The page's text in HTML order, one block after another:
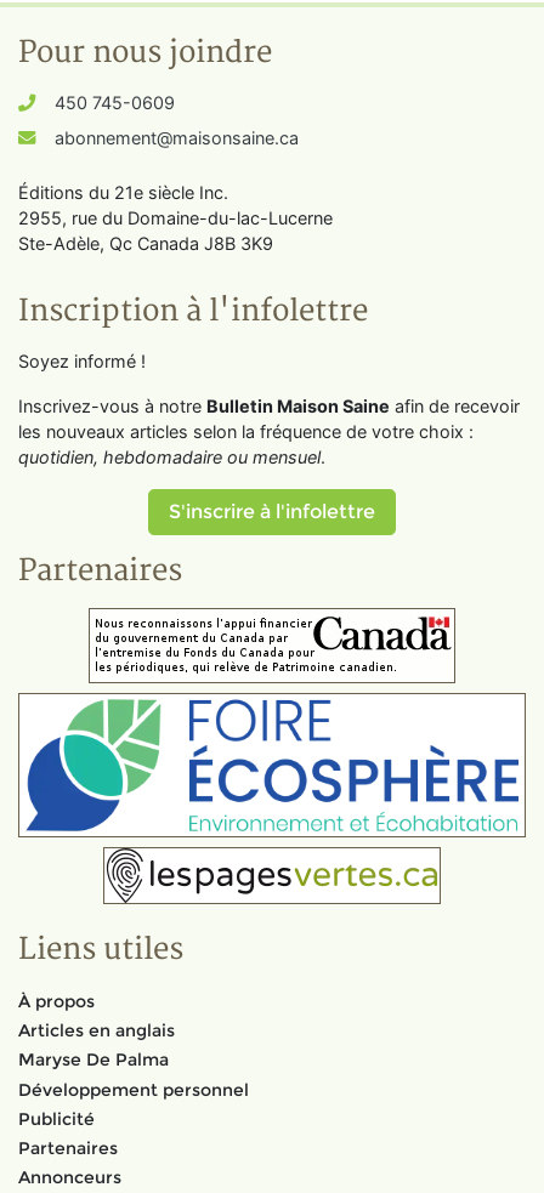
Pour nous joindre
450 745-0609
abonnement@maisonsaine.ca
Éditions du 21e siècle Inc.
2955, rue du Domaine-du-lac-Lucerne
Ste-Adèle, Qc Canada J8B 3K9
Inscription à l'infolettre
Soyez informé !
Inscrivez-vous à notre Bulletin Maison Saine afin de recevoir
les nouveaux articles selon la fréquence de votre choix :
quotidien, hebdomadaire ou mensuel.
S'inscrire à l'infolettre
Partenaires
Liens utiles
À propos
Articles en anglais
Maryse De Palma
Développement personnel
Publicité
Partenaires
Annonceurs